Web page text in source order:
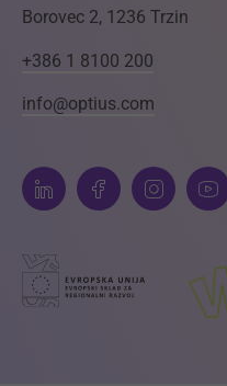
Borovec 2, 1236 Trzin
+386 1 8100 200
info@optius.com